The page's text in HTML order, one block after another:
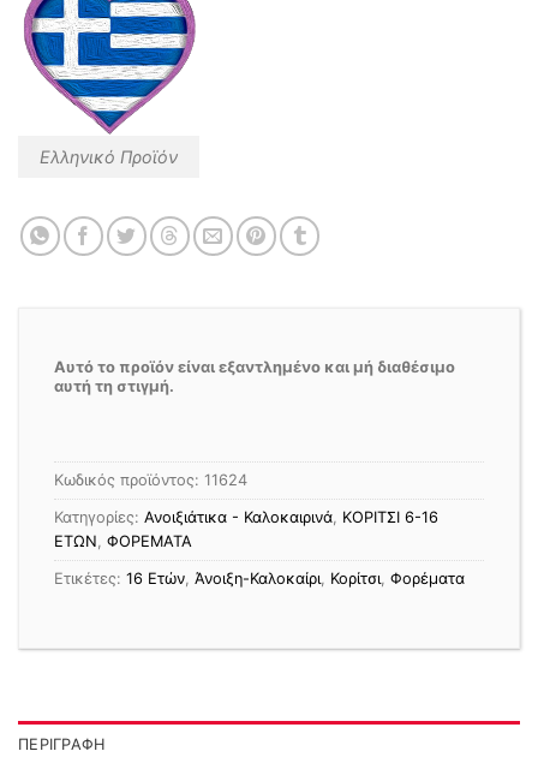
Ελληνικό Προϊόν
Αυτό το προϊόν είναι εξαντλημένο και μή διαθέσιμο
αυτή τη στιγμή.
Κωδικός προϊόντος: 11624
Κατηγορίες: Ανοιξιάτικα - Καλοκαιρινά ΚΟΡΙΤΣΙ 6-16
ΕΤΩΝ ΦΟΡΕΜΑΤΑ
Ετικέτες: 16 Ετών Άνοιξη-Καλοκαίρι Κορίτσι Φορέματα
ΠΕΡΙΓΡΑΦΉ